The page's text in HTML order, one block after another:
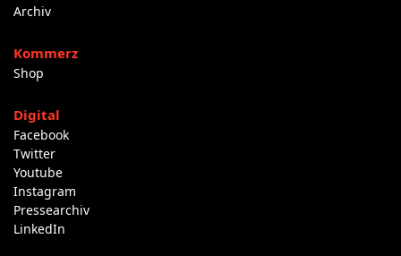
Archiv
Kommerz
Shop
Digital
Facebook
Twitter
Youtube
Instagram
Pressearchiv
LinkedIn